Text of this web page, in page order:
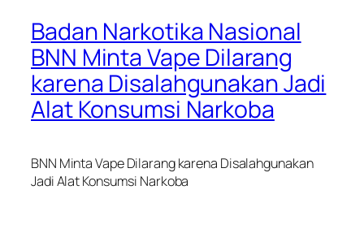
Badan Narkotika Nasional
BNN Minta Vape Dilarang
karena Disalahgunakan Jadi
Alat Konsumsi Narkoba
BNN Minta Vape Dilarang karena Disalahgunakan
Jadi Alat Konsumsi Narkoba